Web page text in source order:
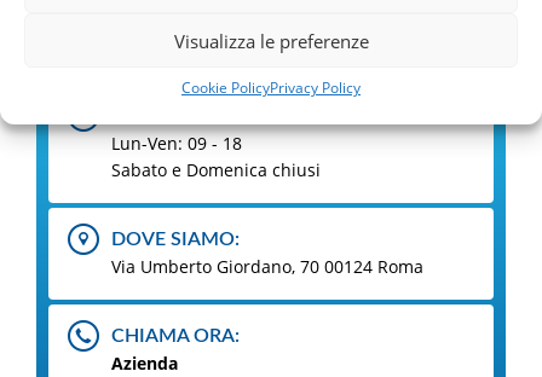
Visualizza le preferenze
Cookie PolicyPrivacy Policy
COME CONTATTARCI
Lun-Ven: 09 - 18
Sabato e Domenica chiusi
DOVE SIAMO:
Via Umberto Giordano, 70 00124 Roma
CHIAMA ORA:
Azienda